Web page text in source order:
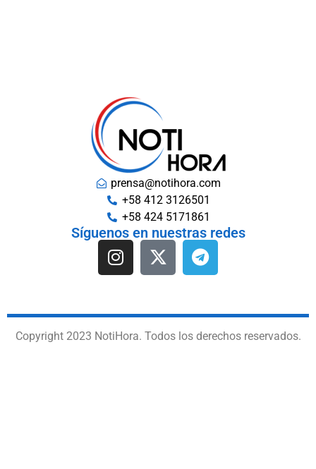
prensa@notihora.com
+58 412 3126501
+58 424 5171861
Síguenos en nuestras redes
Copyright 2023 NotiHora. Todos los derechos reservados.